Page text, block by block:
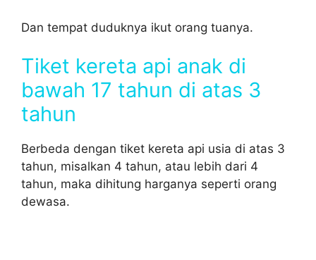
Dan tempat duduknya ikut orang tuanya.
Tiket kereta api anak di
bawah 17 tahun di atas 3
tahun
Berbeda dengan tiket kereta api usia di atas 3
tahun, misalkan 4 tahun, atau lebih dari 4
tahun, maka dihitung harganya seperti orang
dewasa.